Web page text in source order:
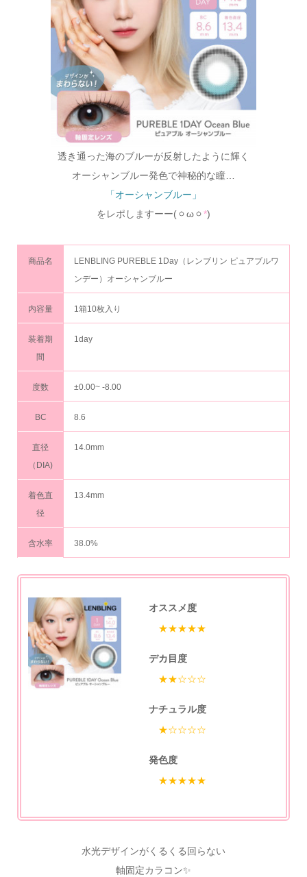
透き通った海のブルーが反射したように輝く
オーシャンブルー発色で神秘的な瞳…
「オーシャンブルー」
をレポしますーー(ㆁωㆁ*)
商品名
LENBLING PUREBLE 1Day（レンブリン ピュアブルワ
ンデー）オーシャンブルー
内容量 1箱10枚入り
装着期
間
1day
度数 ±0.00~ -8.00
BC 8.6
直径
（DIA)
14.0mm
着色直
径
13.4mm
含水率 38.0%
オススメ度
★★★★★
デカ目度
★★☆☆☆
ナチュラル度
★☆☆☆☆
発色度
★★★★★
水光デザインがくるくる回らない
軸固定カラコン✨